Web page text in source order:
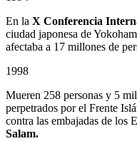
En la X Conferencia
ciudad japonesa de
afectaba a 17 millones de
1998
Mueren 258 personas y 5
perpetrados por el Frente
contra las embajadas de los
Salam.